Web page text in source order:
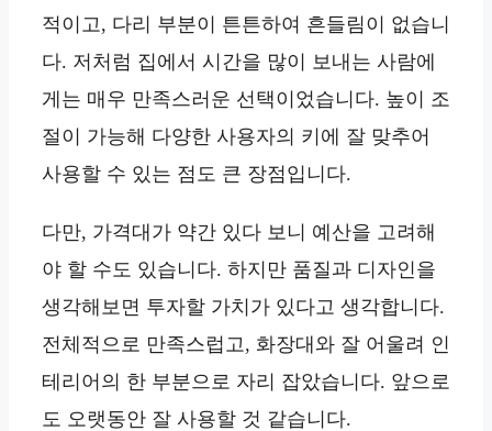
적이고, 다리 부분이 튼튼하여 흔들림이 없습니
다. 저처럼 집에서 시간을 많이 보내는 사람에
게는 매우 만족스러운 선택이었습니다. 높이 조
절이 가능해 다양한 사용자의 키에 잘 맞추어
사용할 수 있는 점도 큰 장점입니다.
다만, 가격대가 약간 있다 보니 예산을 고려해
야 할 수도 있습니다. 하지만 품질과 디자인을
생각해보면 투자할 가치가 있다고 생각합니다.
전체적으로 만족스럽고, 화장대와 잘 어울려 인
테리어의 한 부분으로 자리 잡았습니다. 앞으로
도 오랫동안 잘 사용할 것 같습니다.